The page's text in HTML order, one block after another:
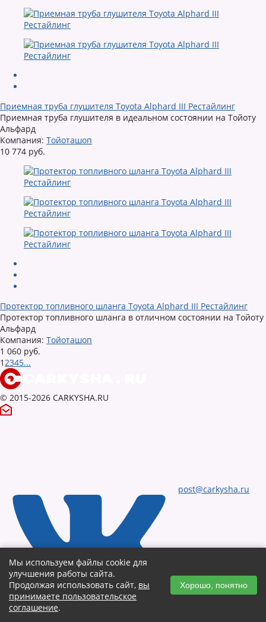
Приемная труба глушителя Toyota Alphard III Рестайлинг
Приемная труба глушителя в идеальном состоянии на Тойоту
Альфард
Компания: Тойоташоп
10 774 руб.
Протектор топливного шланга Toyota Alphard III Рестайлинг
Протектор топливного шланга в отличном состоянии на Тойоту
Альфард
Компания: Тойоташоп
1 060 руб.
1 2345...
Мы используем файлы cookie для
улучшения работы сайта.
Продолжая использовать сайт, вы
принимаете пользовательское
соглашение.
Хорошо, понятно
© 2015-2026 CARKYSHA.RU
post@carkysha.ru